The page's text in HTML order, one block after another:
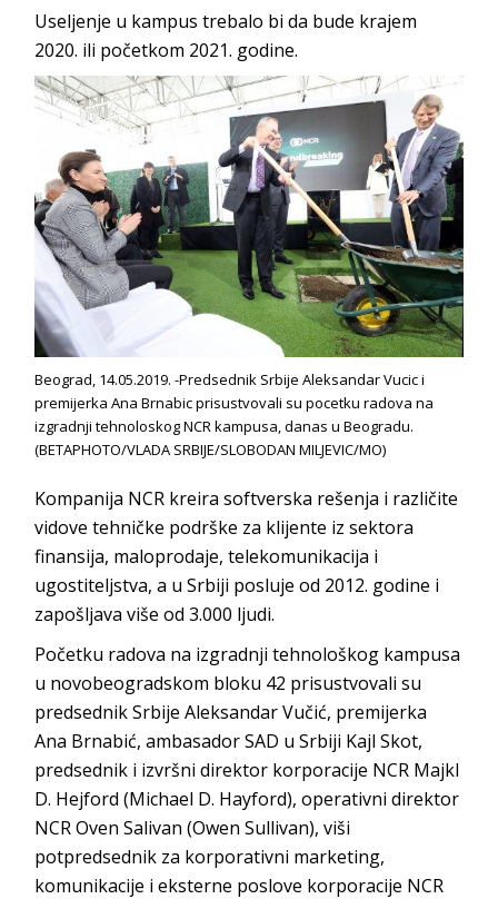
Useljenje u kampus trebalo bi da bude krajem
2020. ili početkom 2021. godine.
Beograd, 14.05.2019. -Predsednik Srbije Aleksandar Vucic i
premijerka Ana Brnabic prisustvovali su pocetku radova na
izgradnji tehnoloskog NCR kampusa, danas u Beogradu.
(BETAPHOTO/VLADA SRBIJE/SLOBODAN MILJEVIC/MO)
Kompanija NCR kreira softverska rešenja i različite
vidove tehničke podrške za klijente iz sektora
finansija, maloprodaje, telekomunikacija i
ugostiteljstva, a u Srbiji posluje od 2012. godine i
zapošljava više od 3.000 ljudi.
Početku radova na izgradnji tehnološkog kampusa
u novobeogradskom bloku 42 prisustvovali su
predsednik Srbije Aleksandar Vučić, premijerka
Ana Brnabić, ambasador SAD u Srbiji Kajl Skot,
predsednik i izvršni direktor korporacije NCR Majkl
D. Hejford (Michael D. Hayford), operativni direktor
NCR Oven Salivan (Owen Sullivan), viši
potpredsednik za korporativni marketing,
komunikacije i eksterne poslove korporacije NCR